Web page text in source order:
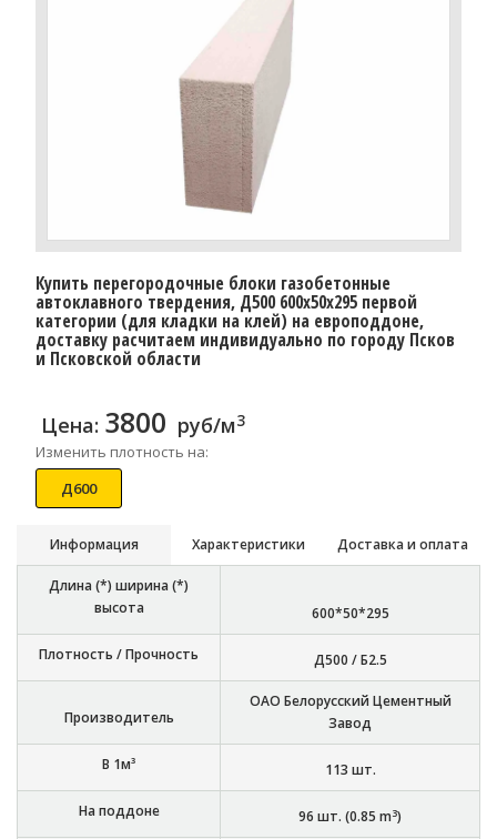
Купить перегородочные блоки газобетонные
автоклавного твердения, Д500 600x50x295 первой
категории (для кладки на клей) на европоддоне,
доставку расчитаем индивидуально по городу Псков
и Псковской области
Цена: 3800 руб/м3
Изменить плотность на:
Д600
Информация Характеристики Доставка и оплата
Длина (*) ширина (*)
высота
600*50*295
Плотность / Прочность Д500 / Б2.5
Производитель
ОАО Белорусский Цементный
Завод
В 1м³ 113 шт.
На поддоне 96 шт. (0.85 m3)